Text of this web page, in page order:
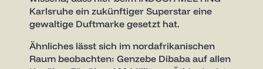
Karlsruhe ein zukünftiger Superstar eine
gewaltige Duftmarke gesetzt hat.
Ähnliches lässt sich im nordafrikanischen
Raum beobachten: Genzebe Dibaba auf allen